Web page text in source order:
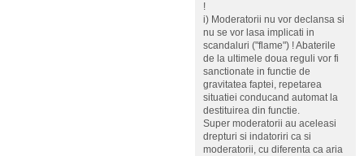
!
i) Moderatorii nu vor declansa si
nu se vor lasa implicati in
scandaluri ("flame") ! Abaterile
de la ultimele doua reguli vor fi
sanctionate in functie de
gravitatea faptei, repetarea
situatiei conducand automat la
destituirea din functie.
Super moderatorii au aceleasi
drepturi si indatoriri ca si
moderatorii, cu diferenta ca aria